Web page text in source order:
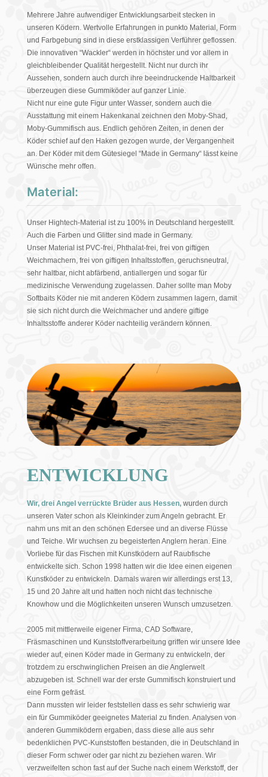
Mehrere Jahre aufwendiger Entwicklungsarbeit stecken in
unseren Ködern. Wertvolle Erfahrungen in punkto Material, Form
und Farbgebung sind in diese erstklassigen Verführer geflossen.
Die innovativen “Wackler“ werden in höchster und vor allem in
gleichbleibender Qualität hergestellt. Nicht nur durch ihr
Aussehen, sondern auch durch ihre beeindruckende Haltbarkeit
überzeugen diese Gummiköder auf ganzer Linie.
Nicht nur eine gute Figur unter Wasser, sondern auch die
Ausstattung mit einem Hakenkanal zeichnen den Moby-Shad,
Moby-Gummifisch aus. Endlich gehören Zeiten, in denen der
Köder schief auf den Haken gezogen wurde, der Vergangenheit
an. Der Köder mit dem Gütesiegel “Made in Germany“ lässt keine
Wünsche mehr offen.
Material:
Unser Hightech-Material ist zu 100% in Deutschland hergestellt.
Auch die Farben und Glitter sind made in Germany.
Unser Material ist PVC-frei, Phthalat-frei, frei von giftigen
Weichmachern, frei von giftigen Inhaltsstoffen, geruchsneutral,
sehr haltbar, nicht abfärbend, antiallergen und sogar für
medizinische Verwendung zugelassen. Daher sollte man Moby
Softbaits Köder nie mit anderen Ködern zusammen lagern, damit
sie sich nicht durch die Weichmacher und andere giftige
Inhaltsstoffe anderer Köder nachteilig verändern können.
ENTWICKLUNG
Wir, drei Angel verrückte Brüder aus Hessen, wurden durch
unseren Vater schon als Kleinkinder zum Angeln gebracht. Er
nahm uns mit an den schönen Edersee und an diverse Flüsse
und Teiche. Wir wuchsen zu begeisterten Anglern heran. Eine
Vorliebe für das Fischen mit Kunstködern auf Raubfische
entwickelte sich. Schon 1998 hatten wir die Idee einen eigenen
Kunstköder zu entwickeln. Damals waren wir allerdings erst 13,
15 und 20 Jahre alt und hatten noch nicht das technische
Knowhow und die Möglichkeiten unseren Wunsch umzusetzen.
2005 mit mittlerweile eigener Firma, CAD Software,
Fräsmaschinen und Kunststoffverarbeitung griffen wir unsere Idee
wieder auf, einen Köder made in Germany zu entwickeln, der
trotzdem zu erschwinglichen Preisen an die Anglerwelt
abzugeben ist. Schnell war der erste Gummifisch konstruiert und
eine Form gefräst.
Dann mussten wir leider feststellen dass es sehr schwierig war
ein für Gummiköder geeignetes Material zu finden. Analysen von
anderen Gummiködern ergaben, dass diese alle aus sehr
bedenklichen PVC-Kunststoffen bestanden, die in Deutschland in
dieser Form schwer oder gar nicht zu beziehen waren. Wir
verzweifelten schon fast auf der Suche nach einem Werkstoff, der